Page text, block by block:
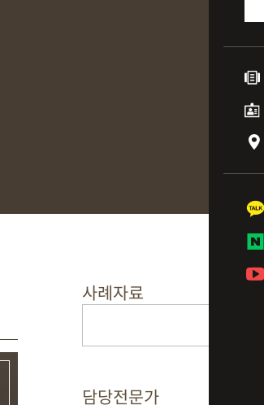
사례자료
담당전문가